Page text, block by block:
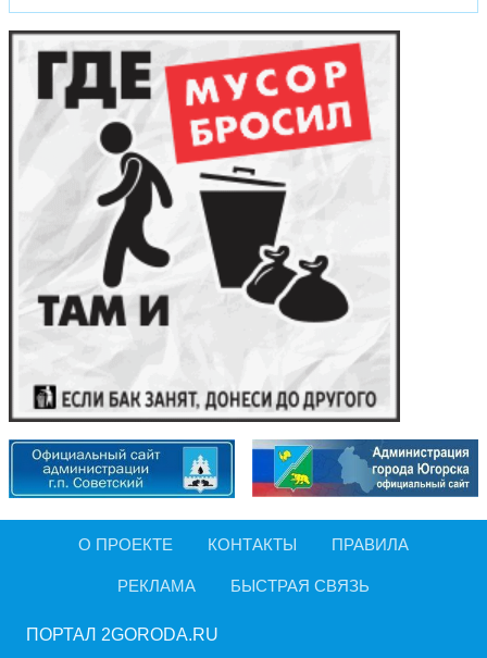
О ПРОЕКТЕ КОНТАКТЫ ПРАВИЛА
РЕКЛАМА БЫСТРАЯ СВЯЗЬ
ПОРТАЛ 2GORODA.RU